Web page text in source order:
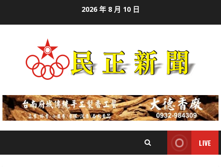
2026 年 8 月 10 日
LIVE